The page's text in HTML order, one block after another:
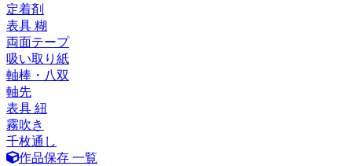
定着剤
表具 糊
両面テープ
吸い取り紙
軸棒・八双
軸先
表具 紐
霧吹き
千枚通し
作品保存 一覧